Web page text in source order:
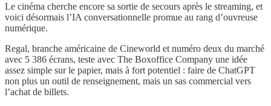
Le cinéma cherche encore sa sortie de secours après le streaming, et
voici désormais l’IA conversationnelle promue au rang d’ouvreuse
numérique.
Regal, branche américaine de Cineworld et numéro deux du marché
avec 5 386 écrans, teste avec The Boxoffice Company une idée
assez simple sur le papier, mais à fort potentiel : faire de ChatGPT
non plus un outil de renseignement, mais un sas commercial vers
l’achat de billets.